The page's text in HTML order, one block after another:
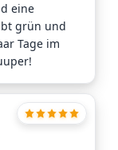
eine
grün und
Tage im